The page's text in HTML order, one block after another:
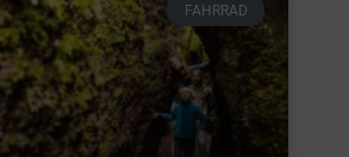
FAHRRAD